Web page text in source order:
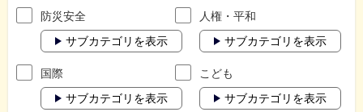
防災安全
サブカテゴリを表示
人権・平和
サブカテゴリを表示
国際
サブカテゴリを表示
こども
サブカテゴリを表示